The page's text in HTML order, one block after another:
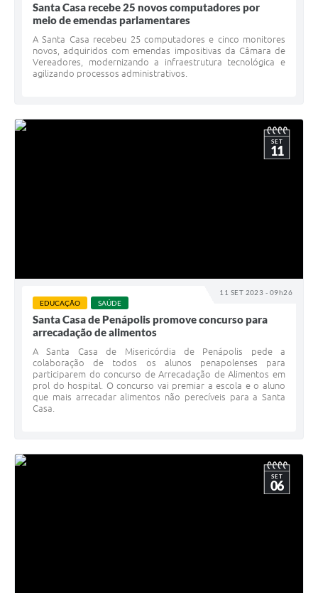
Santa Casa recebe 25 novos computadores por
meio de emendas parlamentares
A Santa Casa recebeu 25 computadores e cinco monitores
novos, adquiridos com emendas impositivas da Câmara de
Vereadores, modernizando a infraestrutura tecnológica e
agilizando processos administrativos.
11 SET 2023 - 09h26
SET
11
EDUCAÇÃO SAÚDE
Santa Casa de Penápolis promove concurso para
arrecadação de alimentos
A Santa Casa de Misericórdia de Penápolis pede a
colaboração de todos os alunos penapolenses para
participarem do concurso de Arrecadação de Alimentos em
prol do hospital. O concurso vai premiar a escola e o aluno
que mais arrecadar alimentos não perecíveis para a Santa
Casa.
SET
06